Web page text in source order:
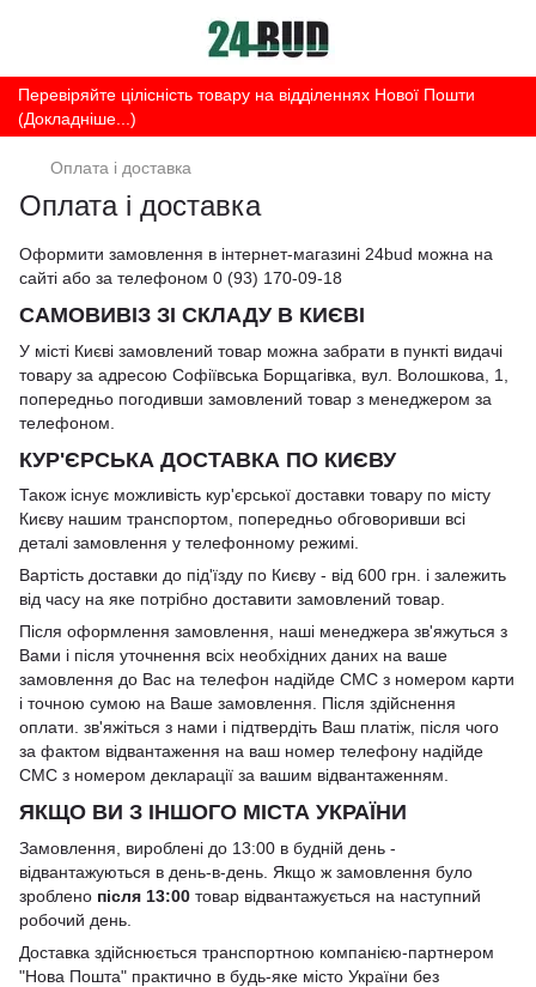
Перевіряйте цілісність товару на відділеннях Нової Пошти
(Докладніше...)
Оплата і доставка
Оплата і доставка
Оформити замовлення в інтернет-магазині 24bud можна на
сайті або за телефоном 0 (93) 170-09-18
САМОВИВІЗ ЗІ СКЛАДУ В КИЄВІ
У місті Києві замовлений товар можна забрати в пункті видачі
товару за адресою Софіївська Борщагівка, вул. Волошкова, 1,
попередньо погодивши замовлений товар з менеджером за
телефоном.
КУР'ЄРСЬКА ДОСТАВКА ПО КИЄВУ
Також існує можливість кур'єрської доставки товару по місту
Києву нашим транспортом, попередньо обговоривши всі
деталі замовлення у телефонному режимі.
Вартість доставки до під'їзду по Києву - від 600 грн. і залежить
від часу на яке потрібно доставити замовлений товар.
Після оформлення замовлення, наші менеджера зв'яжуться з
Вами і після уточнення всіх необхідних даних на ваше
замовлення до Вас на телефон надійде СМС з номером карти
і точною сумою на Ваше замовлення. Після здійснення
оплати. зв'яжіться з нами і підтвердіть Ваш платіж, після чого
за фактом відвантаження на ваш номер телефону надійде
СМС з номером декларації за вашим відвантаженням.
ЯКЩО ВИ З ІНШОГО МІСТА УКРАЇНИ
Замовлення, вироблені до 13:00 в будній день -
відвантажуються в день-в-день. Якщо ж замовлення було
зроблено після 13:00 товар відвантажується на наступний
робочий день.
Доставка здійснюється транспортною компанією-партнером
"Нова Пошта" практично в будь-яке місто України без